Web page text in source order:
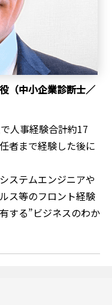
（中小企業診断士／
人事経験合計約17
者まで経験した後に
ステムエンジニアや
ス等のフロント経験
する”ビジネスのわか